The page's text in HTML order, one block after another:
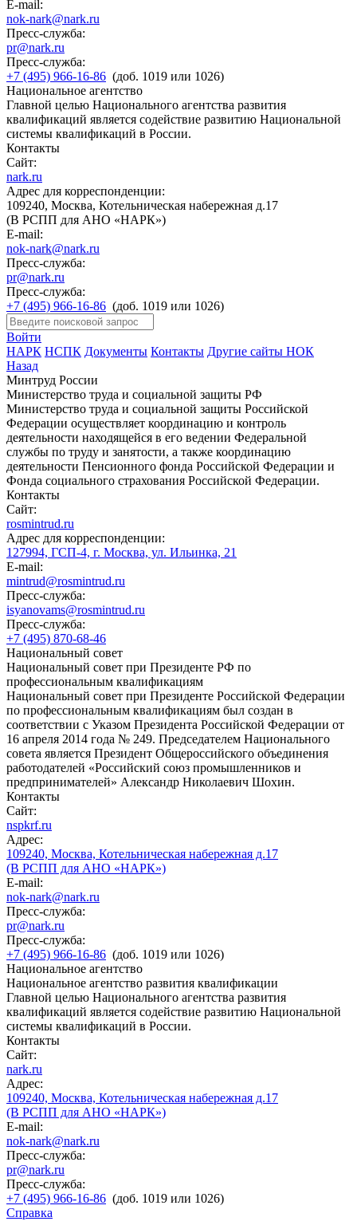
E-mail:
nok-nark@nark.ru
Пресс-служба:
pr@nark.ru
Пресс-служба:
+7 (495) 966-16-86 (доб. 1019 или 1026)
Национальное агентство
Главной целью Национального агентства развития
квалификаций является содействие развитию Национальной
системы квалификаций в России.
Контакты
Сайт:
nark.ru
Адрес для корреспонденции:
109240, Москва, Котельническая набережная д.17
(В РСПП для АНО «НАРК»)
E-mail:
nok-nark@nark.ru
Пресс-служба:
pr@nark.ru
Пресс-служба:
+7 (495) 966-16-86 (доб. 1019 или 1026)
Войти
НАРК НСПК Документы Контакты Другие сайты НОК
Назад
Минтруд России
Министерство труда и социальной защиты РФ
Министерство труда и социальной защиты Российской
Федерации осуществляет координацию и контроль
деятельности находящейся в его ведении Федеральной
службы по труду и занятости, а также координацию
деятельности Пенсионного фонда Российской Федерации и
Фонда социального страхования Российской Федерации.
Контакты
Сайт:
rosmintrud.ru
Адрес для корреспонденции:
127994, ГСП-4, г. Москва, ул. Ильинка, 21
E-mail:
mintrud@rosmintrud.ru
Пресс-служба:
isyanovams@rosmintrud.ru
Пресс-служба:
+7 (495) 870-68-46
Национальный совет
Национальный совет при Президенте РФ по
профессиональным квалификациям
Национальный совет при Президенте Российской Федерации
по профессиональным квалификациям был создан в
соответствии с Указом Президента Российской Федерации от
16 апреля 2014 года № 249. Председателем Национального
совета является Президент Общероссийского объединения
работодателей «Российский союз промышленников и
предпринимателей» Александр Николаевич Шохин.
Контакты
Сайт:
nspkrf.ru
Адрес:
109240, Москва, Котельническая набережная д.17
(В РСПП для АНО «НАРК»)
E-mail:
nok-nark@nark.ru
Пресс-служба:
pr@nark.ru
Пресс-служба:
+7 (495) 966-16-86 (доб. 1019 или 1026)
Национальное агентство
Национальное агентство развития квалификации
Главной целью Национального агентства развития
квалификаций является содействие развитию Национальной
системы квалификаций в России.
Контакты
Сайт:
nark.ru
Адрес:
109240, Москва, Котельническая набережная д.17
(В РСПП для АНО «НАРК»)
E-mail:
nok-nark@nark.ru
Пресс-служба:
pr@nark.ru
Пресс-служба:
+7 (495) 966-16-86 (доб. 1019 или 1026)
Справка